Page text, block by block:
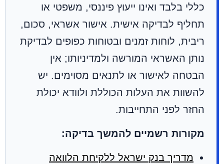
כללי בלבד ואינו ייעוץ פיננסי, משפטי או
תחליף לבדיקה אישית. אישור אשראי, סכום,
ריבית, לוחות זמנים ובטוחות כפופים לבדיקת
נותן האשראי המורשה ולמדיניותו; אין
הבטחה לאישור או לתנאים מסוימים. יש
להשוות את העלות הכוללת ולוודא יכולת
החזר לפני התחייבות.
מקורות רשמיים להמשך בדיקה:
מדריך בנק ישראל ללקיחת הלוואה